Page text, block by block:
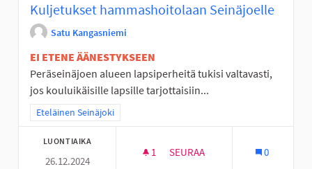
Kuljetukset hammashoitolaan Seinäjoelle
Satu Kangasniemi
EI ETENE ÄÄNESTYKSEEN
Peräseinäjoen alueen lapsiperheitä tukisi valtavasti,
jos kouluikäisille lapsille tarjottaisiin...
Rajaa tulokset teeman mukaan: Eteläinen Seinäjoki
Eteläinen Seinäjoki
LUONTIAIKA
26.12.2024
1 1 SEURAAJA
SEURAA 0